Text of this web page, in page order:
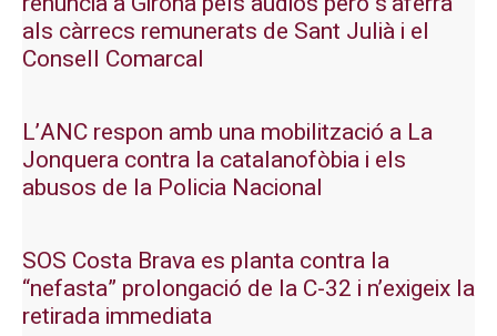
als càrrecs remunerats de Sant Julià i el
Consell Comarcal
L’ANC respon amb una mobilització a La
Jonquera contra la catalanofòbia i els
abusos de la Policia Nacional
SOS Costa Brava es planta contra la
“nefasta” prolongació de la C-32 i n’exigeix la
retirada immediata